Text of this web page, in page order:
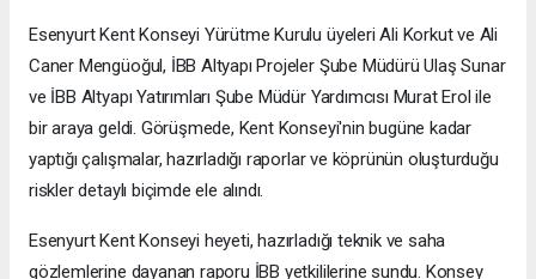
Esenyurt Kent Konseyi Yürütme Kurulu üyeleri Ali Korkut ve Ali
Caner Mengüoğul, İBB Altyapı Projeler Şube Müdürü Ulaş Sunar
ve İBB Altyapı Yatırımları Şube Müdür Yardımcısı Murat Erol ile
bir araya geldi. Görüşmede, Kent Konseyi'nin bugüne kadar
yaptığı çalışmalar, hazırladığı raporlar ve köprünün oluşturduğu
riskler detaylı biçimde ele alındı.
Esenyurt Kent Konseyi heyeti, hazırladığı teknik ve saha
gözlemlerine dayanan raporu İBB yetkililerine sundu. Konsey